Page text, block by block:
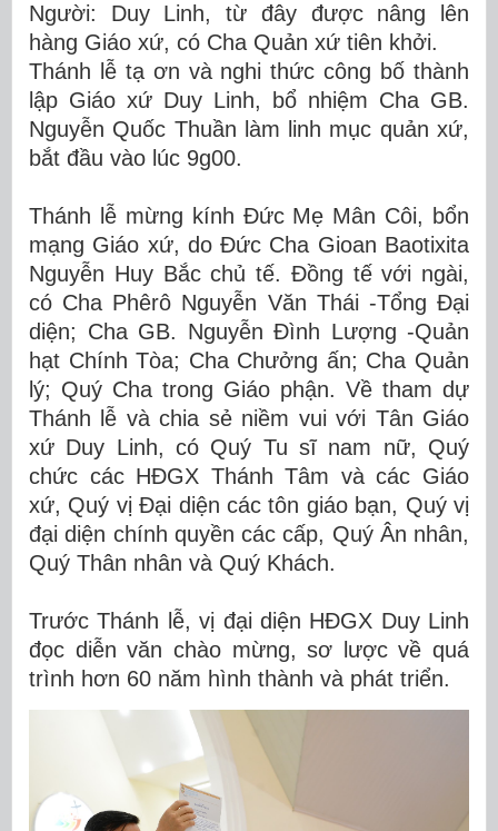
Người: Duy Linh, từ đây được nâng lên
hàng Giáo xứ, có Cha Quản xứ tiên khởi.
Thánh lễ tạ ơn và nghi thức công bố thành
lập Giáo xứ Duy Linh, bổ nhiệm Cha GB.
Nguyễn Quốc Thuần làm linh mục quản xứ,
bắt đầu vào lúc 9g00.
Thánh lễ mừng kính Đức Mẹ Mân Côi, bổn
mạng Giáo xứ, do Đức Cha Gioan Baotixita
Nguyễn Huy Bắc chủ tế. Đồng tế với ngài,
có Cha Phêrô Nguyễn Văn Thái -Tổng Đại
diện; Cha GB. Nguyễn Đình Lượng -Quản
hạt Chính Tòa; Cha Chưởng ấn; Cha Quản
lý; Quý Cha trong Giáo phận. Về tham dự
Thánh lễ và chia sẻ niềm vui với Tân Giáo
xứ Duy Linh, có Quý Tu sĩ nam nữ, Quý
chức các HĐGX Thánh Tâm và các Giáo
xứ, Quý vị Đại diện các tôn giáo bạn, Quý vị
đại diện chính quyền các cấp, Quý Ân nhân,
Quý Thân nhân và Quý Khách.
Trước Thánh lễ, vị đại diện HĐGX Duy Linh
đọc diễn văn chào mừng, sơ lược về quá
trình hơn 60 năm hình thành và phát triển.